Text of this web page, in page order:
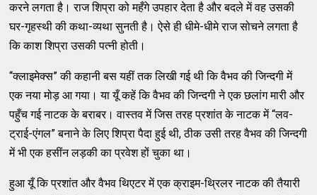
करने लगता है। राज शिप्रा को महँगे उपहार देता है और बदले में वह उसकी
घर-गृहस्थी की कथा-व्यथा सुनती है। ऐसे ही धीमे-धीमे राज सोचने लगता है
कि काश शिप्रा उसकी पत्नी होती।
“क्लाइमेक्स” की कहानी बस यहीं तक लिखी गई थी कि वैभव की जिन्दगी में
एक नया मोड़ आ गया। या यूँ कहें कि वैभव की जिन्दगी ने एक छलांग मारी और
पहुँच गई नाटक के बराबर। वास्तव में जिस तरह प्रशांत के नाटक में “लव-
ट्राई-एंगल” बनाने के लिए शिप्रा पैदा हुई थी, ठीक उसी तरह वैभव की जिन्दगी
में भी एक हसींन लड़की का प्रवेश हों चुका था।
हुआ यूँ कि प्रशांत और वैभव थिएटर में एक क्राइम-थ्रिलर नाटक की तैयारी